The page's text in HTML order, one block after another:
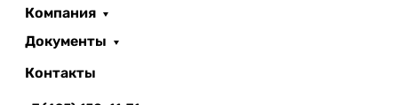
Компания
Документы
Контакты